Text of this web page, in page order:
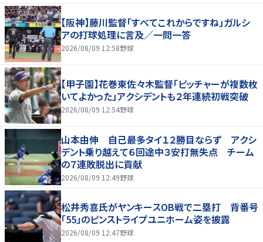
【阪神】藤川監督「すべてこれからですね」ガルシ
アの打球処理に言及／一問一答
2026/08/09 12:58野球
【甲子園】花巻東佐々木監督「ピッチャーが複数枚
いてよかった」アクシデントも２年連続初戦突破
2026/08/09 12:54野球
山本由伸 自己最多タイ１２勝目ならず アクシ
デント乗り越えて６回途中３安打無失点 チーム
の７連敗脱出に貢献
2026/08/09 12:49野球
松井秀喜氏がヤンキースOB戦で二塁打 背番号
「55」のピンストライプユニホーム姿を披露
2026/08/09 12:47野球